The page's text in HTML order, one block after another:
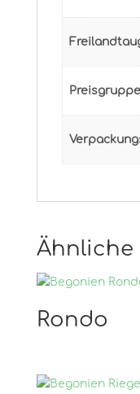
Preisgruppe
Ähnliche
Rondo